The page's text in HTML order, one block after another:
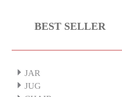
BEST SELLER
JAR
JUG